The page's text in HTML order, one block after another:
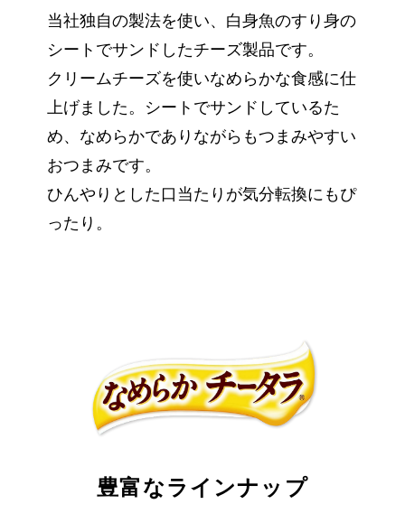
当社独自の製法を使い、白身魚のすり身の
シートでサンドしたチーズ製品です。
クリームチーズを使いなめらかな食感に仕
上げました。シートでサンドしているた
め、 なめらかでありながらもつまみやすい
おつまみです。
ひんやりとした口当たりが気分転換にもぴ
ったり。
豊富なラインナップ